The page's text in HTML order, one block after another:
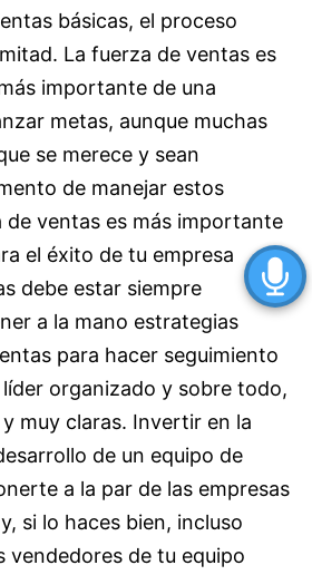
básicas, el proceso
La fuerza de ventas es
importante de una
metas, aunque muchas
se merece y sean
de manejar estos
de ventas es más importante
el éxito de tu empresa
debe estar siempre
a la mano estrategias
para hacer seguimiento
organizado y sobre todo,
muy claras. Invertir en la
de un equipo de
a la par de las empresas
si lo haces bien, incluso
vendedores de tu equipo